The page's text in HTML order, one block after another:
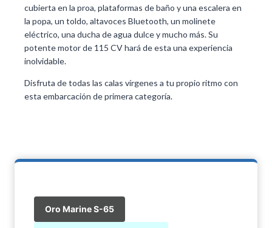
cubierta en la proa, plataformas de baño y una escalera en
la popa, un toldo, altavoces Bluetooth, un molinete
eléctrico, una ducha de agua dulce y mucho más. Su
potente motor de 115 CV hará de esta una experiencia
inolvidable.
Disfruta de todas las calas vírgenes a tu propio ritmo con
esta embarcación de primera categoría.
Oro Marine S-65